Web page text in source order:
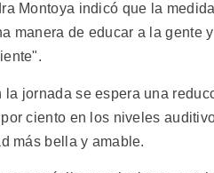
Montoya indicó que la
manera de educar a la gente
la jornada se espera una
ciento en los niveles
más bella y amable.